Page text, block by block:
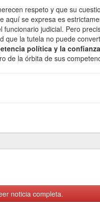
respeto y que su
aquí se expresa es
judicial. Pero
que la tutela no puede
política y la
de la órbita de sus
noticia completa.